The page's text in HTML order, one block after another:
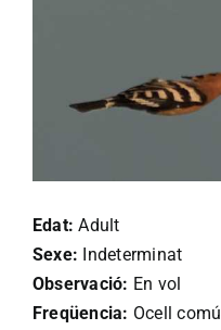
Edat: Adult
Sexe: Indeterminat
Observació: En vol
Freqüencia: Ocell comú